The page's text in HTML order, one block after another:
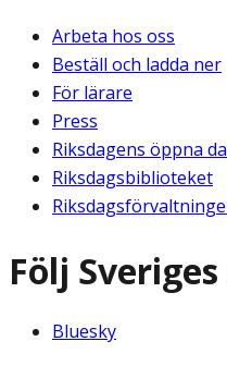
Arbeta hos oss
Beställ och ladda ner
För lärare
Press
Riksdagens öppna
Riksdagsbiblioteket
Följ
Bluesky